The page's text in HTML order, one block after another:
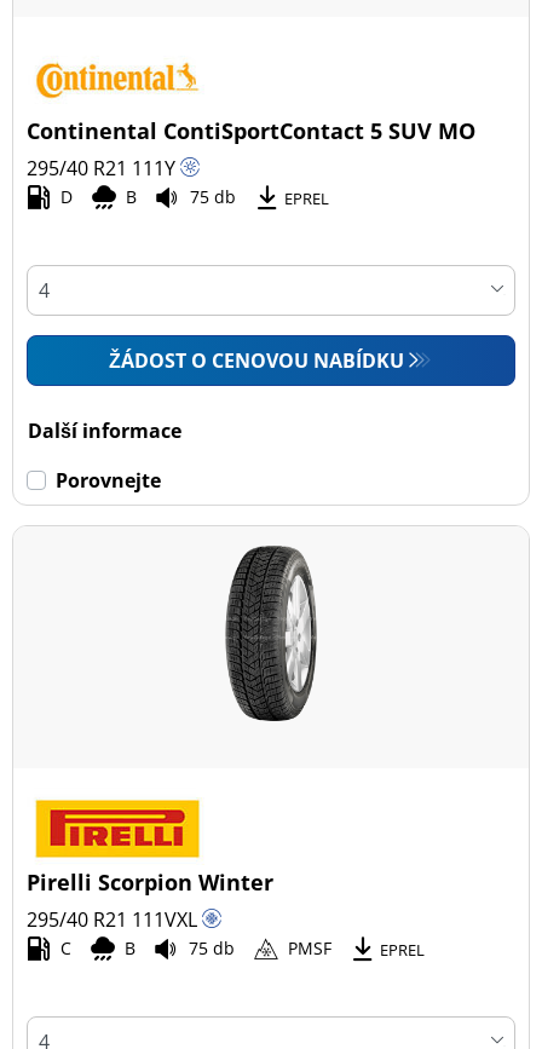
Continental ContiSportContact 5 SUV MO
295/40 R21 111Y
D B 75 db EPREL
ŽÁDOST O CENOVOU NABÍDKU
Další informace
Porovnejte
Pirelli Scorpion Winter
295/40 R21 111VXL
C B 75 db PMSF EPREL